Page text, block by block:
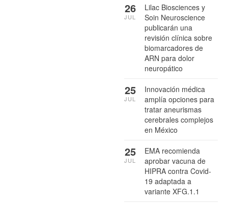
Lilac Biosciences y
Soin Neuroscience
publicarán una
revisión clínica sobre
biomarcadores de
ARN para dolor
neuropático
26
JUL
Innovación médica
amplía opciones para
tratar aneurismas
cerebrales complejos
en México
25
JUL
EMA recomienda
aprobar vacuna de
HIPRA contra Covid-
19 adaptada a
variante XFG.1.1
25
JUL